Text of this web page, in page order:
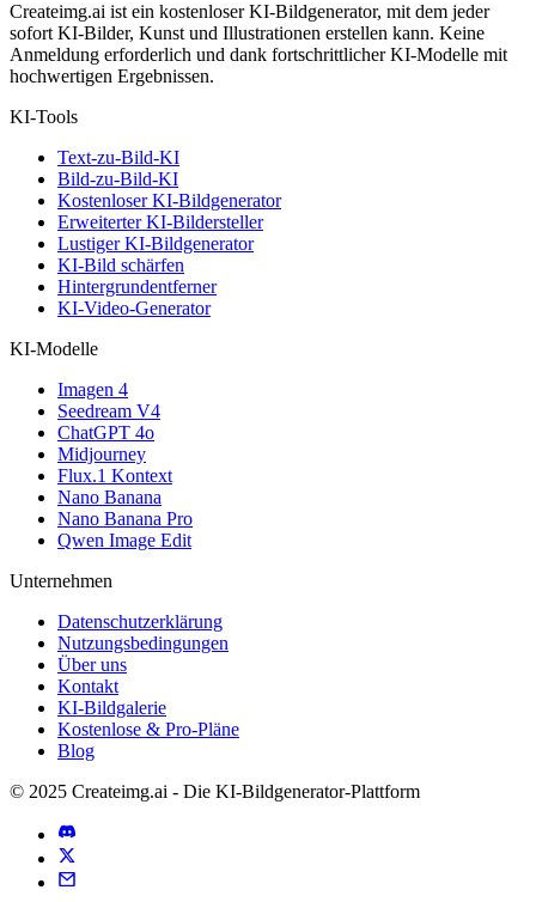
Createimg.ai ist ein kostenloser KI-Bildgenerator, mit dem jeder
sofort KI-Bilder, Kunst und Illustrationen erstellen kann. Keine
Anmeldung erforderlich und dank fortschrittlicher KI-Modelle mit
hochwertigen Ergebnissen.
KI-Tools
Text-zu-Bild-KI
Bild-zu-Bild-KI
Kostenloser KI-Bildgenerator
Erweiterter KI-Bildersteller
Lustiger KI-Bildgenerator
KI-Bild schärfen
Hintergrundentferner
KI-Video-Generator
KI-Modelle
Imagen 4
Seedream V4
ChatGPT 4o
Midjourney
Flux.1 Kontext
Nano Banana
Nano Banana Pro
Qwen Image Edit
Unternehmen
Datenschutzerklärung
Nutzungsbedingungen
Über uns
Kontakt
KI-Bildgalerie
Kostenlose & Pro-Pläne
Blog
© 2025 Createimg.ai - Die KI-Bildgenerator-Plattform